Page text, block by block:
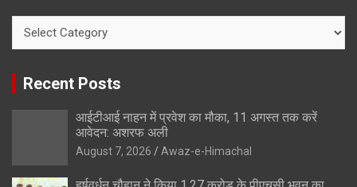
Recent Posts
आईटीआई नाहन में प्रवेश का मौका, 11 अगस्त तक करें
आवेदन: अशरफ अली
August 7, 2026 Awaz-e-Himachal